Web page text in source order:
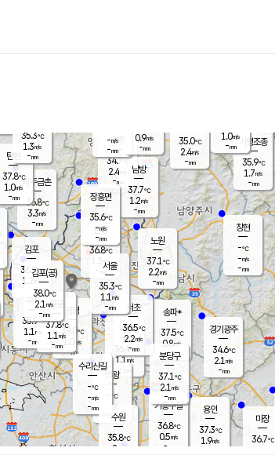
양주
34.7℃
2.4
-mm
과천
36.4℃
1.1m/s
- mm
용인
37.3℃
1.9m/s
경기광주
34.6℃
2.1 m/s
-mm
파주금촌
36.8℃
3.3m/s
-mm
가평조종
35.9℃
1.7m/s
-mm
35.0℃
2.4m/s
-mm
창현
-℃
-m/s
-mm
탄현
37.8℃
1.0m/s
-mm
1.0m/s
-mm
마장
36.7℃
의왕
- ℃
m/s
mm
김포
36.9℃
1.2 m/s
mm
광명
39.0
℃
1.0 m/s
-mm
부천
35.9℃
1.1 m/s
-mm
구로
37.8℃
1.1 m/s
-mm
은평
36.8℃
1.3 m/s
- mm
노원
37.1℃
2.2m/s
-mm
송파*
37.5℃
0.8m/s
-mm
서초
36.5℃
2.2m/s
-mm
남방
37.7℃
1.2m/s
-mm
기흥구갈
36.8℃
0.5m/s
-
수리산길
-℃
-m/s
-mm
분당구
37.1℃
2.1 m/s
-mm
장흥면
35.6℃
-m/s
-mm
-m/s
-mm
김포(공)
38.0℃
2.1 m/s
-mm
수원
35.8℃
2 m/s
서울
35.3℃
1.1 m/s
-mm
35.3℃
1.3m/s
-mm
0.9m/s
-mm